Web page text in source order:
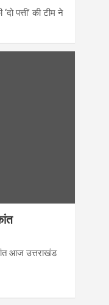
पत्ती’ की टीम ने
आज उत्तराखंड